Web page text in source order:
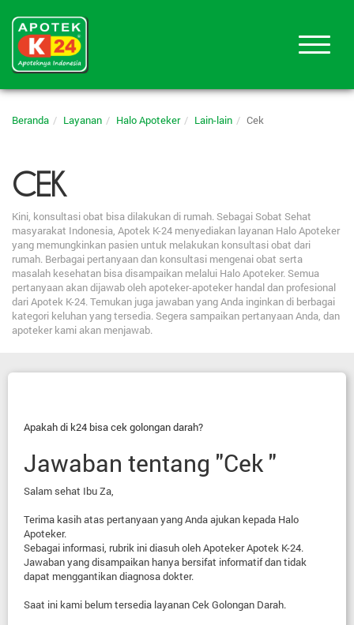
Beranda Layanan Halo Apoteker Lain-lain Cek
CEK
Kini, konsultasi obat bisa dilakukan di rumah. Sebagai Sobat Sehat
masyarakat Indonesia, Apotek K-24 menyediakan layanan Halo Apoteker
yang memungkinkan pasien untuk melakukan konsultasi obat dari
rumah. Berbagai pertanyaan dan konsultasi mengenai obat serta
masalah kesehatan bisa disampaikan melalui Halo Apoteker. Semua
pertanyaan akan dijawab oleh apoteker-apoteker handal dan profesional
dari Apotek K-24. Temukan juga jawaban yang Anda inginkan di berbagai
kategori keluhan yang tersedia. Segera sampaikan pertanyaan Anda, dan
apoteker kami akan menjawab.
Apakah di k24 bisa cek golongan darah?
Jawaban tentang "Cek "
Salam sehat Ibu Za,
Terima kasih atas pertanyaan yang Anda ajukan kepada Halo
Apoteker.
Sebagai informasi, rubrik ini diasuh oleh Apoteker Apotek K-24.
Jawaban yang disampaikan hanya bersifat informatif dan tidak
dapat menggantikan diagnosa dokter.
Saat ini kami belum tersedia layanan Cek Golongan Darah.